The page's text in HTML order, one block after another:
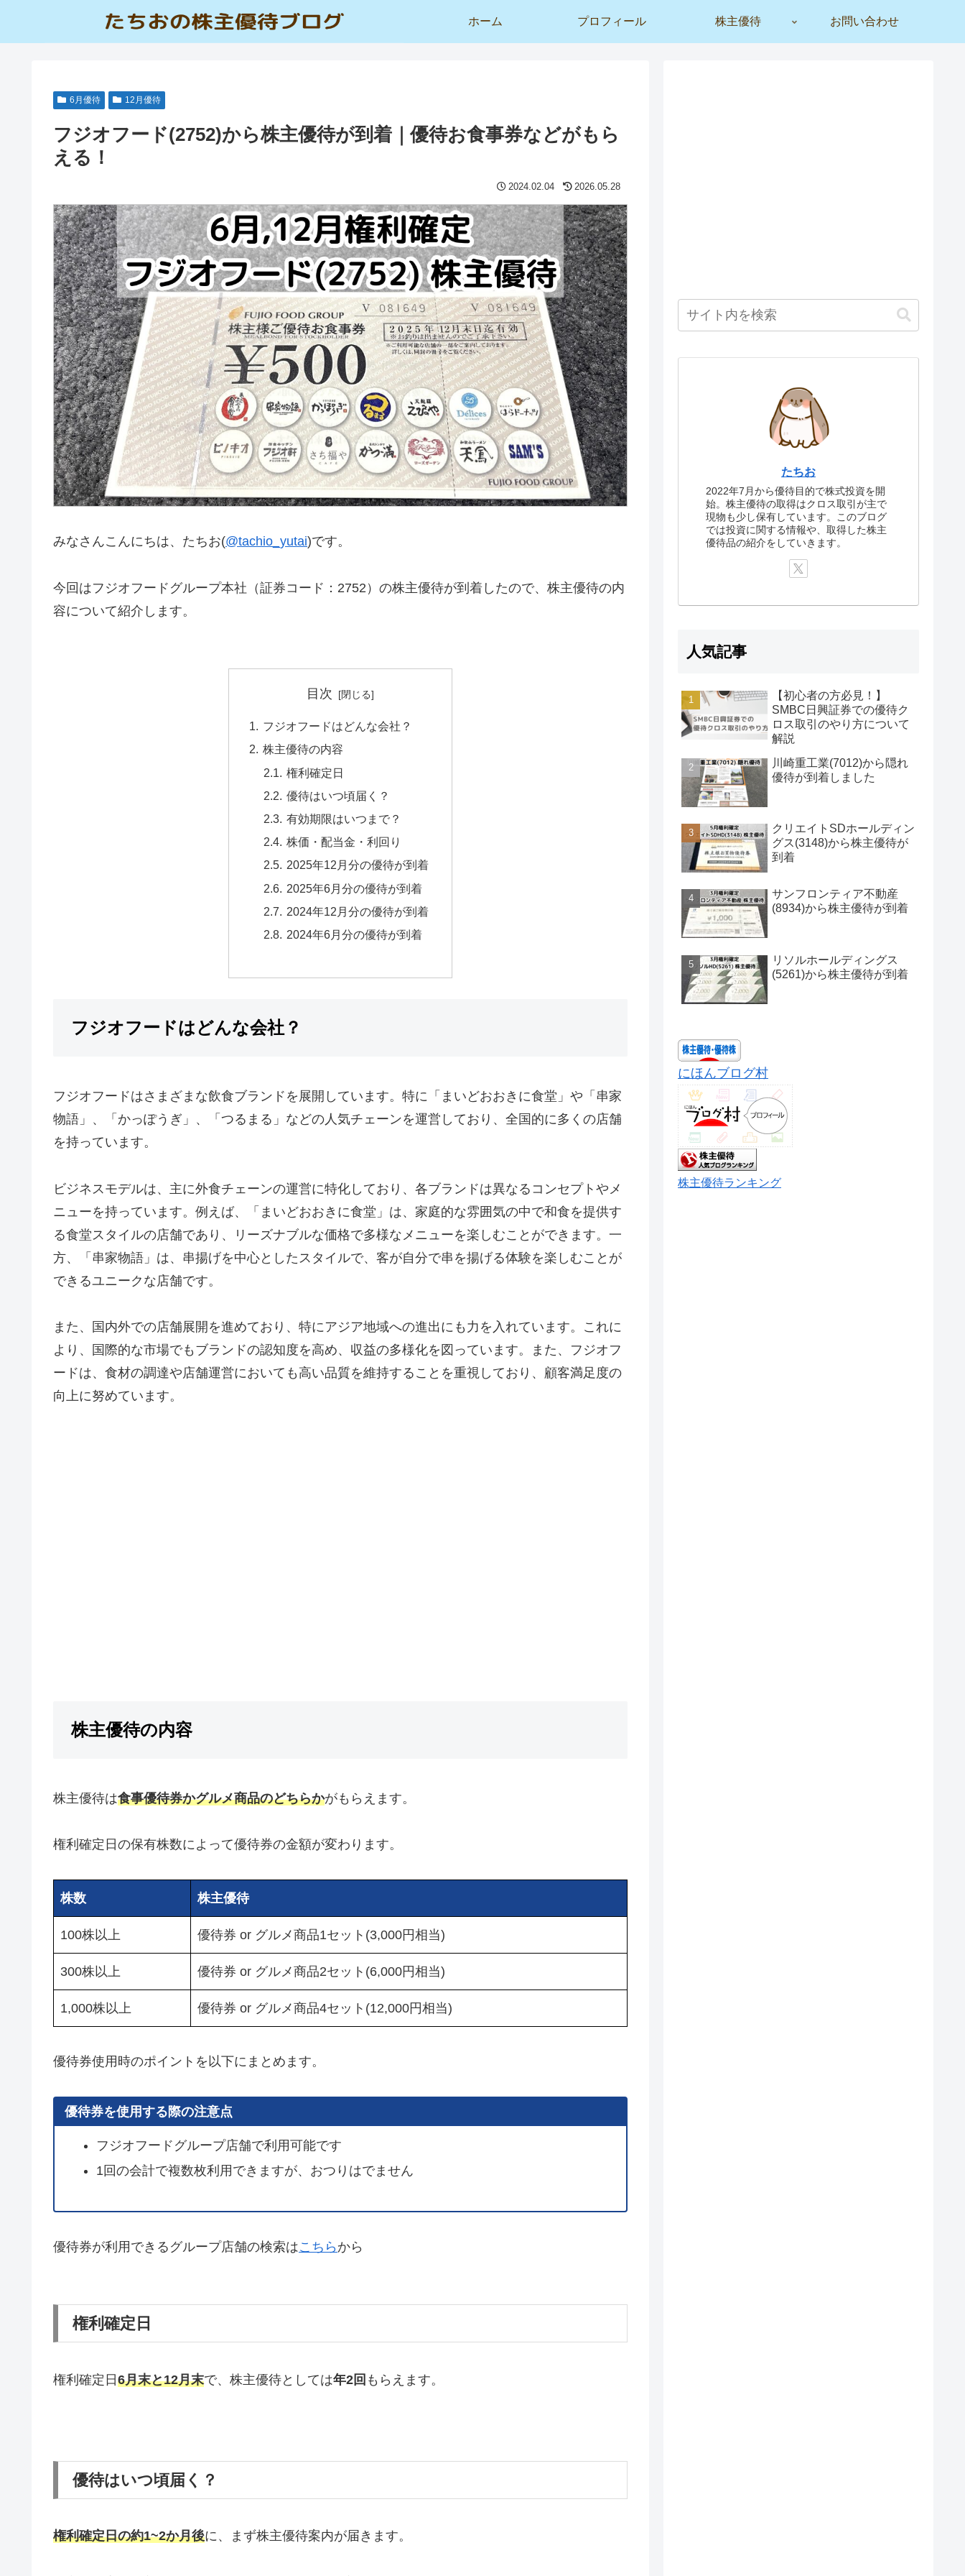
ホーム プロフィール 株主優待 お問い合わせ
6月優待 12月優待
フジオフード(2752)から株主優待が到着｜優待お食事券などがもら
える！
2024.02.04 2026.05.28
みなさんこんにちは、たちお(@tachio_yutai)です。
今回はフジオフードグループ本社（証券コード：2752）の株主優待が到着したので、株主優待の内
容について紹介します。
目次
フジオフードはどんな会社？
株主優待の内容
権利確定日
優待はいつ頃届く？
有効期限はいつまで？
株価・配当金・利回り
2025年12月分の優待が到着
2025年6月分の優待が到着
2024年12月分の優待が到着
2024年6月分の優待が到着
フジオフードはどんな会社？
フジオフードはさまざまな飲食ブランドを展開しています。特に「まいどおおきに食堂」や「串家
物語」、「かっぽうぎ」、「つるまる」などの人気チェーンを運営しており、全国的に多くの店舗
を持っています。
ビジネスモデルは、主に外食チェーンの運営に特化しており、各ブランドは異なるコンセプトやメ
ニューを持っています。例えば、「まいどおおきに食堂」は、家庭的な雰囲気の中で和食を提供す
る食堂スタイルの店舗であり、リーズナブルな価格で多様なメニューを楽しむことができます。一
方、「串家物語」は、串揚げを中心としたスタイルで、客が自分で串を揚げる体験を楽しむことが
できるユニークな店舗です。
また、国内外での店舗展開を進めており、特にアジア地域への進出にも力を入れています。これに
より、国際的な市場でもブランドの認知度を高め、収益の多様化を図っています。また、フジオフ
ードは、食材の調達や店舗運営においても高い品質を維持することを重視しており、顧客満足度の
向上に努めています。
株主優待の内容
株主優待は食事優待券かグルメ商品のどちらかがもらえます。
権利確定日の保有株数によって優待券の金額が変わります。
株数 株主優待
100株以上 優待券 or グルメ商品1セット(3,000円相当)
300株以上 優待券 or グルメ商品2セット(6,000円相当)
1,000株以上 優待券 or グルメ商品4セット(12,000円相当)
優待券使用時のポイントを以下にまとめます。
優待券を使用する際の注意点
フジオフードグループ店舗で利用可能です
1回の会計で複数枚利用できますが、おつりはでません
優待券が利用できるグループ店舗の検索はこちら から
権利確定日
権利確定日 6月末と12月末で、株主優待としては年2回 もらえます。
優待はいつ頃届く？
権利確定日の約1~2か月後に、まず株主優待案内が届きます。
たちお
2022年7月から優待目的で株式投資を開
始。株主優待の取得はクロス取引が主で
現物も少し保有しています。このブログ
では投資に関する情報や、取得した株主
優待品の紹介をしていきます。
人気記事
【初心者の方必見！】
SMBC日興証券での優待ク
ロス取引のやり方について
解説
川崎重工業(7012)から隠れ
優待が到着しました
クリエイトSDホールディン
グス(3148)から株主優待が
到着
サンフロンティア不動産
(8934)から株主優待が到着
リソルホールディングス
(5261)から株主優待が到着
にほんブログ村
株主優待ランキング